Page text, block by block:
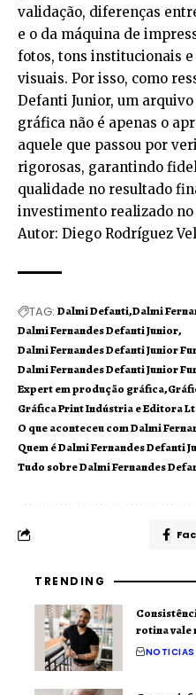
validação, diferenças
e o da máquina de
fotos, tons institucionais
visuais. Por isso, como
Defanti Junior, um
gráfica não é apenas o
aquele que passou por
rigorosas, garantindo
qualidade no resultado
investimento realizado
Autor: Diego Rodríguez
TAG: Dalmi Defanti Dalmi
Dalmi Fernandes Defanti Junior
Dalmi Fernandes Defanti Junior
Dalmi Fernandes Defanti Junior
Expert em produção gráfica
Gráfica Print Indústria e Editora
O que aconteceu com Dalmi
Quem é Dalmi Fernandes Defanti
Tudo sobre Dalmi Fernandes
TRENDING
rotina vale
NOTICIAS